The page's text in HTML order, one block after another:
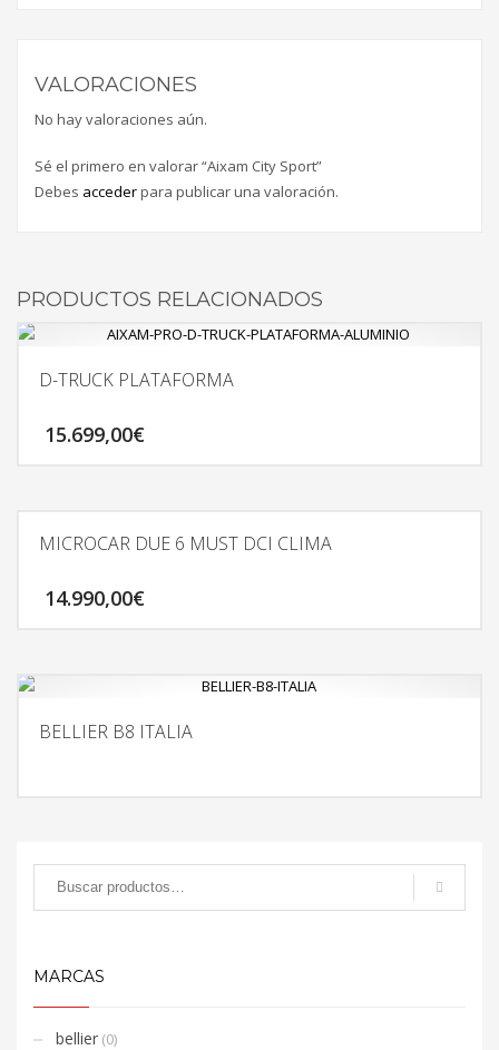
VALORACIONES
No hay valoraciones aún.
Sé el primero en valorar “Aixam City Sport”
Debes accederpara publicar una valoración.
PRODUCTOS RELACIONADOS
D-TRUCK PLATAFORMA
15.699,00€
MICROCAR DUE 6 MUST DCI CLIMA
14.990,00€
BELLIER B8 ITALIA
MARCAS
bellier (0)